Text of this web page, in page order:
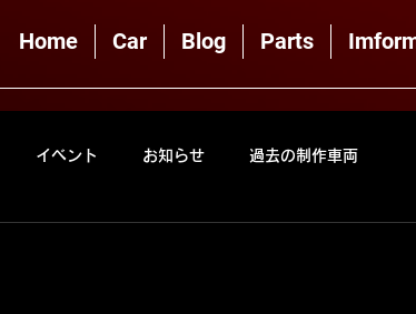
Home Car Blog Parts
イベント お知らせ 過去の制作車両